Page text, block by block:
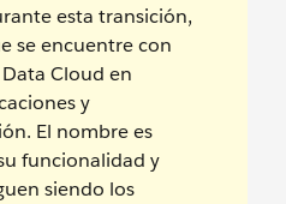
esta transición,
se encuentre con
Cloud en
y
El nombre es
funcionalidad y
siendo los